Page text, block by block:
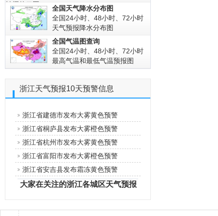
拍摄的云图!
全国天气降水分布图
全国24小时、48小时、72小时
天气预报降水分布图
全国气温图查询
全国24小时、48小时、72小时
最高气温和最低气温预报图
浙江天气预报10天预警信息
浙江省建德市发布大雾黄色预警
浙江省桐庐县发布大雾橙色预警
浙江省杭州市发布大雾黄色预警
浙江省富阳市发布大雾橙色预警
浙江省安吉县发布霜冻黄色预警
大家在关注的浙江各城区天气预报